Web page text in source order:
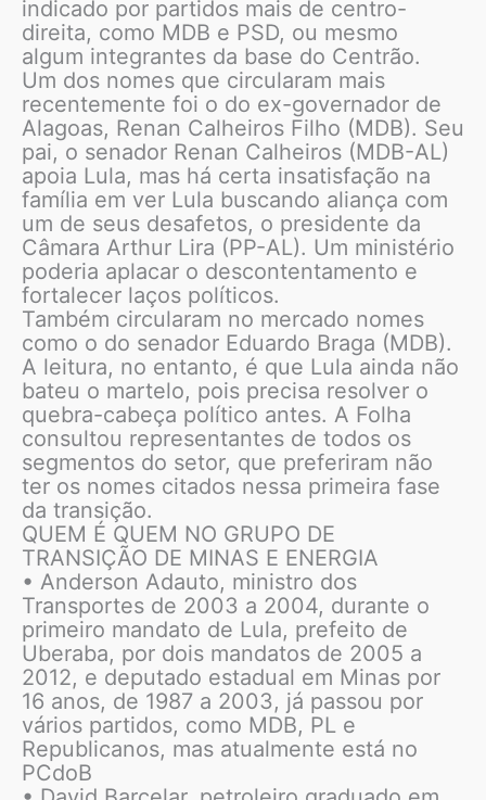
indicado por partidos mais de centro-
direita, como MDB e PSD, ou mesmo
algum integrantes da base do Centrão.
Um dos nomes que circularam mais
recentemente foi o do ex-governador de
Alagoas, Renan Calheiros Filho (MDB). Seu
pai, o senador Renan Calheiros (MDB-AL)
apoia Lula, mas há certa insatisfação na
família em ver Lula buscando aliança com
um de seus desafetos, o presidente da
Câmara Arthur Lira (PP-AL). Um ministério
poderia aplacar o descontentamento e
fortalecer laços políticos.
Também circularam no mercado nomes
como o do senador Eduardo Braga (MDB).
A leitura, no entanto, é que Lula ainda não
bateu o martelo, pois precisa resolver o
quebra-cabeça político antes. A Folha
consultou representantes de todos os
segmentos do setor, que preferiram não
ter os nomes citados nessa primeira fase
da transição.
QUEM É QUEM NO GRUPO DE
TRANSIÇÃO DE MINAS E ENERGIA
• Anderson Adauto, ministro dos
Transportes de 2003 a 2004, durante o
primeiro mandato de Lula, prefeito de
Uberaba, por dois mandatos de 2005 a
2012, e deputado estadual em Minas por
16 anos, de 1987 a 2003, já passou por
vários partidos, como MDB, PL e
Republicanos, mas atualmente está no
PCdoB